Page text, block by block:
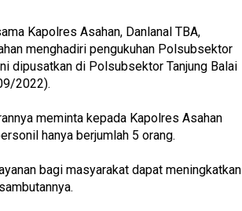
Kapolres Asahan, Danlanal TBA,
menghadiri pengukuhan Polsubsektor
dipusatkan di Polsubsektor Tanjung Balai
2022).
meminta kepada Kapolres Asahan
hanya berjumlah 5 orang.
bagi masyarakat dapat meningkatkan